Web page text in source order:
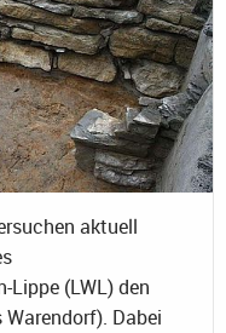
aktuell
(LWL) den
Dabei